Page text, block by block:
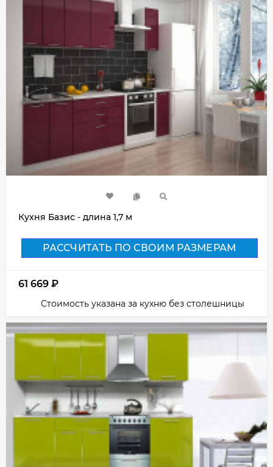
Кухня Базис - длина 1,7 м
РАССЧИТАТЬ ПО СВОИМ РАЗМЕРАМ
61 669 ₽
Стоимость указана за кухню без столешницы